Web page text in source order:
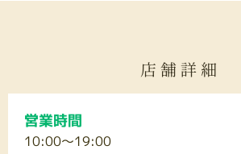
店舗詳細
営業時間
10:00～19:00